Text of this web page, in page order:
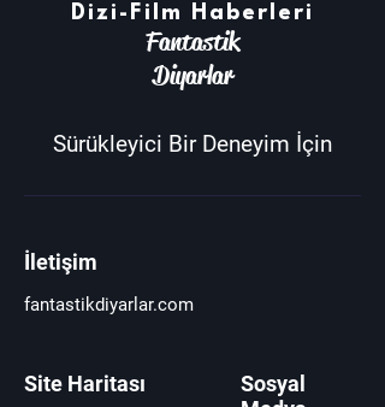
Dizi-Film Haberleri
Fantastik
Diyarlar
Sürükleyici Bir Deneyim İçin
İletişim
fantastikdiyarlar.com
Site Haritası
Sosyal